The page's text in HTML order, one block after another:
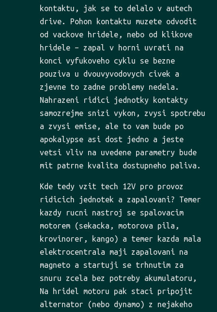
kontaktu, jak se to delalo v autech
drive. Pohon kontaktu muzete odvodit
od vackove hridele, nebo od klikove
hridele – zapal v horni uvrati na
konci vyfukoveho cyklu se bezne
pouziva u dvouvyvodovych civek a
zjevne to zadne problemy nedela.
Nahrazeni ridici jednotky kontakty
samozrejme snizi vykon, zvysi spotrebu
a zvysi emise, ale to vam bude po
apokalypse asi dost jedno a jeste
vetsi vliv na uvedene parametry bude
mit patrne kvalita dostupneho paliva.
Kde tedy vzit tech 12V pro provoz
ridicich jednotek a zapalovani? Temer
kazdy rucni nastroj se spalovacim
motorem (sekacka, motorova pila,
krovinorer, kango) a temer kazda mala
elektrocentrala maji zapalovani na
magneto a startuji se trhnutim za
snuru zcela bez potreby akumulatoru,
Na hridel motoru pak staci pripojit
alternator (nebo dynamo) z nejakeho